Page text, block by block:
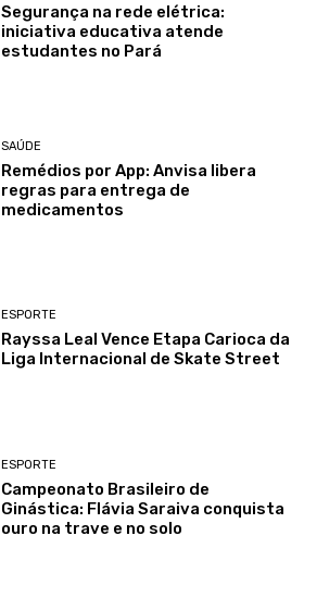
Segurança na rede elétrica:
iniciativa educativa atende
estudantes no Pará
SAÚDE
Remédios por App: Anvisa libera
regras para entrega de
medicamentos
ESPORTE
Rayssa Leal Vence Etapa Carioca da
Liga Internacional de Skate Street
ESPORTE
Campeonato Brasileiro de
Ginástica: Flávia Saraiva conquista
ouro na trave e no solo